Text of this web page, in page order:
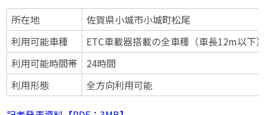
所在地
佐賀県小城市小城町松尾
利用可能車種
ETC車載器搭載の全車種（車長12m以下
利用可能時間帯
24時間
利用形態
全方向利用可能